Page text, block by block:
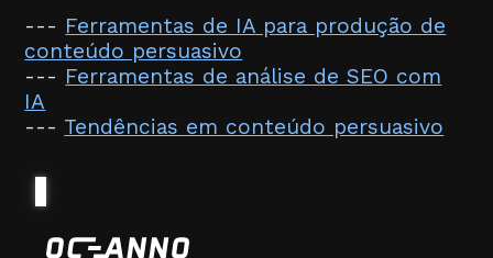
--- Ferramentas de IA para produção de
conteúdo persuasivo
--- Ferramentas de análise de SEO com
IA
--- Tendências em conteúdo persuasivo